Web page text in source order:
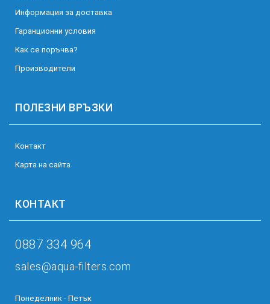
Информация за доставка
Гаранционни условия
Как се поръчва?
Производители
ПОЛЕЗНИ ВРЪЗКИ
Kонтакт
Карта на сайта
КОНТАКТ
0887 334 964
sales@aqua-filters.com
Понеделник - Петък